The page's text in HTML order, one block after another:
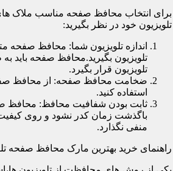
برای انتخاب محافظ صفحه مناسب ملاک های
تلویزیون خود در نظر بگیرید:
اندازه تلویزیون شما: محافظ صفحه
تلویزیون بگیرید.محافظ صفحه باید
تلویزیون قرار بگیرد.
ضخامت محافظ صفحه: از محافظ
استفاده کنید.
ثابت بودن شفافیت محافظ: محافظ
باگذشت زمان کدر نشود و روی کیفیت
منفی نگذارد.
راهنمای خرید بهترین مارک محافظ صفحه